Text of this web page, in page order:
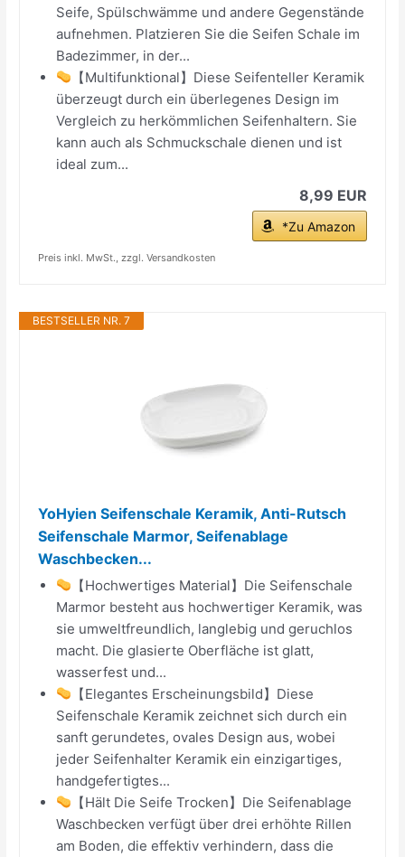
Seife, Spülschwämme und andere Gegenstände
aufnehmen. Platzieren Sie die Seifen Schale im
Badezimmer, in der...
【Multifunktional】Diese Seifenteller Keramik
überzeugt durch ein überlegenes Design im
Vergleich zu herkömmlichen Seifenhaltern. Sie
kann auch als Schmuckschale dienen und ist
ideal zum...
8,99 EUR
*Zu Amazon
Preis inkl. MwSt., zzgl. Versandkosten
BESTSELLER NR. 7
YoHyien Seifenschale Keramik, Anti-Rutsch
Seifenschale Marmor, Seifenablage
Waschbecken...
【Hochwertiges Material】Die Seifenschale
Marmor besteht aus hochwertiger Keramik, was
sie umweltfreundlich, langlebig und geruchlos
macht. Die glasierte Oberfläche ist glatt,
wasserfest und...
【Elegantes Erscheinungsbild】Diese
Seifenschale Keramik zeichnet sich durch ein
sanft gerundetes, ovales Design aus, wobei
jeder Seifenhalter Keramik ein einzigartiges,
handgefertigtes...
【Hält Die Seife Trocken】Die Seifenablage
Waschbecken verfügt über drei erhöhte Rillen
am Boden, die effektiv verhindern, dass die